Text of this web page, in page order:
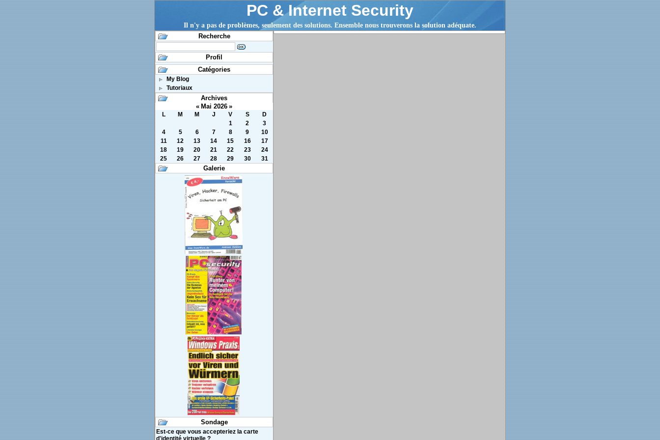
PC & Internet Security
Il n'y a pas de problèmes, seulement des solutions. Ensemble nous trouverons la solution adéquate.
Recherche
Profil
Catégories
My Blog
Tutoriaux
Archives
« Mai 2026 »
L M M J V S
D
1
2
3
4
5 6 7 8 9
10
11
12 13 14 15 16
17
18
19 20 21 22 23
24
25
26 27 28 29 30 31
Galerie
Sondage
Est-ce que vous accepteriez la carte
d'identité virtuelle ?